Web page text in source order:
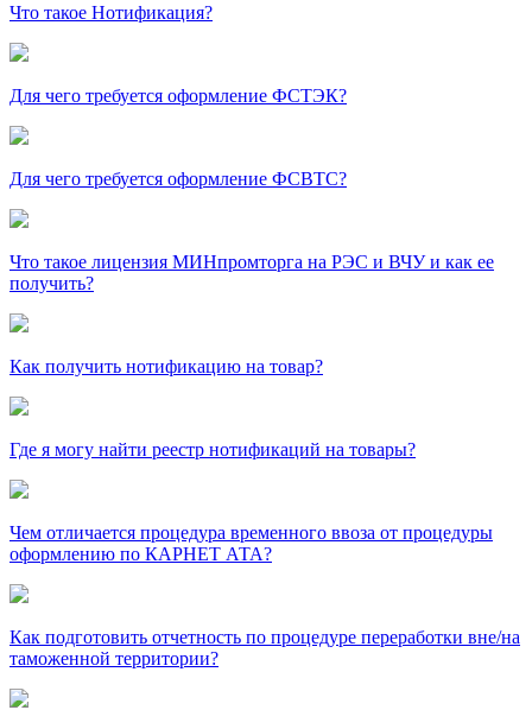
Что такое Нотификация?
Для чего требуется оформление ФСТЭК?
Для чего требуется оформление ФСВТС?
Что такое лицензия МИНпромторга на РЭС и ВЧУ и как ее
получить?
Как получить нотификацию на товар?
Где я могу найти реестр нотификаций на товары?
Чем отличается процедура временного ввоза от процедуры
оформлению по КАРНЕТ АТА?
Как подготовить отчетность по процедуре переработки вне/на
таможенной территории?